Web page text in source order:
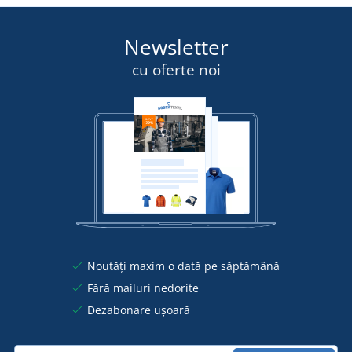
Newsletter
cu oferte noi
Noutăți maxim o dată pe săptămână
Fără mailuri nedorite
Dezabonare ușoară